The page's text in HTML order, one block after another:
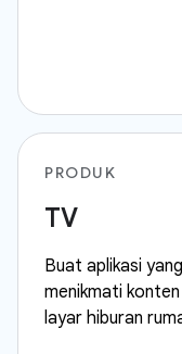
PRODUK
TV
Buat aplikasi
menikmati
layar hiburan